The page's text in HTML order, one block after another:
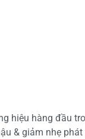
hiệu hàng đầu
& giảm nhẹ